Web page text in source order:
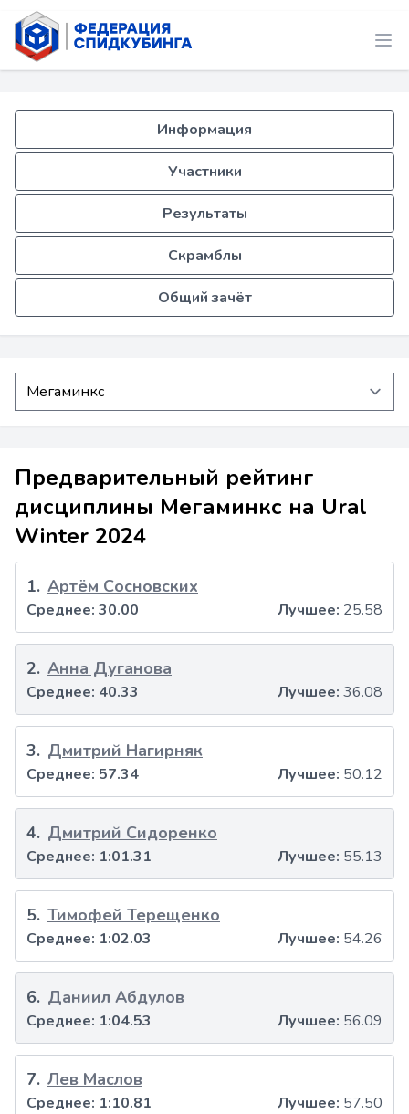
Информация
Участники
Результаты
Скрамблы
Общий зачёт
Предварительный рейтинг
дисциплины Мегаминкс на Ural
Winter 2024
1. Артём Сосновских
Среднее: 30.00 Лучшее: 25.58
2. Анна Дуганова
Среднее: 40.33 Лучшее: 36.08
3. Дмитрий Нагирняк
Среднее: 57.34 Лучшее: 50.12
4. Дмитрий Сидоренко
Среднее: 1:01.31 Лучшее: 55.13
5. Тимофей Терещенко
Среднее: 1:02.03 Лучшее: 54.26
6. Даниил Абдулов
Среднее: 1:04.53 Лучшее: 56.09
7. Лев Маслов
Среднее: 1:10.81 Лучшее: 57.50